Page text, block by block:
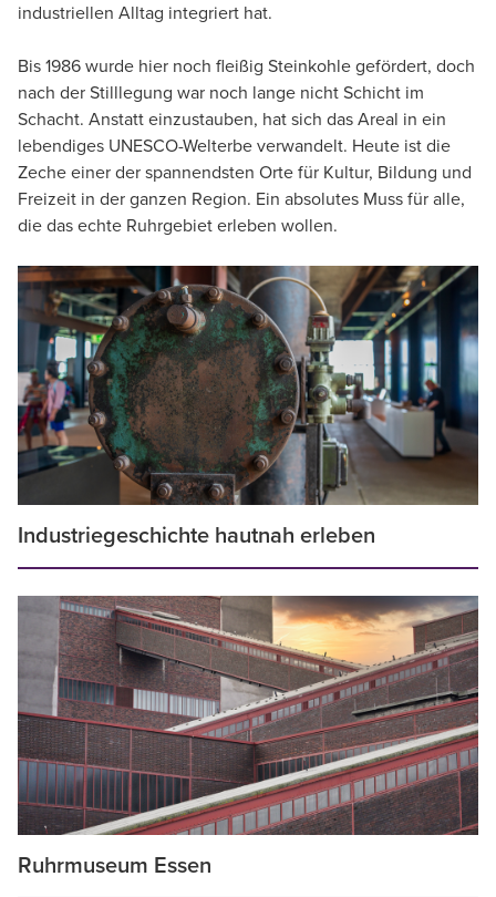
industriellen Alltag integriert hat.
Bis 1986 wurde hier noch fleißig Steinkohle gefördert, doch
nach der Stilllegung war noch lange nicht Schicht im
Schacht. Anstatt einzustauben, hat sich das Areal in ein
lebendiges UNESCO-Welterbe verwandelt. Heute ist die
Zeche einer der spannendsten Orte für Kultur, Bildung und
Freizeit in der ganzen Region. Ein absolutes Muss für alle,
die das echte Ruhrgebiet erleben wollen.
Industriegeschichte hautnah erleben
Ruhrmuseum Essen